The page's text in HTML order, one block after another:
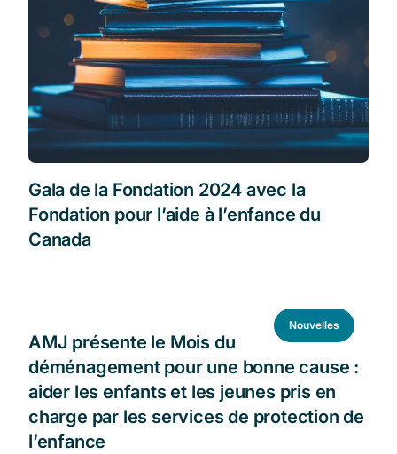
Gala de la Fondation 2024 avec la
Fondation pour l’aide à l’enfance du
Canada
Nouvelles
AMJ présente le Mois du
déménagement pour une bonne cause :
aider les enfants et les jeunes pris en
charge par les services de protection de
l’enfance